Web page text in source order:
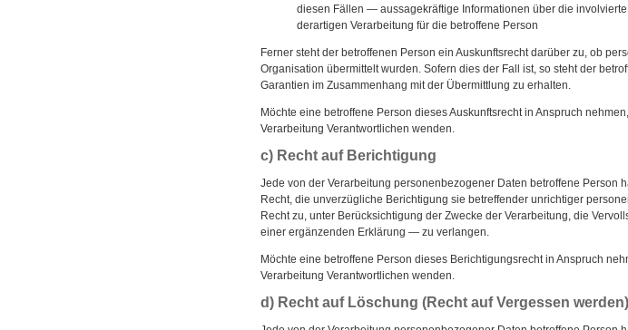
diesen Fällen — aussagekräftige Informationen über die
derartigen Verarbeitung für die betroffene Person
Ferner steht der betroffenen Person ein Auskunftsrecht darüber zu, ob
Organisation übermittelt wurden. Sofern dies der Fall ist, so steht der
Garantien im Zusammenhang mit der Übermittlung zu erhalten.
Möchte eine betroffene Person dieses Auskunftsrecht in Anspruch
Verarbeitung Verantwortlichen wenden.
c) Recht auf Berichtigung
Jede von der Verarbeitung personenbezogener Daten betroffene
Recht, die unverzügliche Berichtigung sie betreffender unrichtiger
Recht zu, unter Berücksichtigung der Zwecke der Verarbeitung, die
einer ergänzenden Erklärung — zu verlangen.
Möchte eine betroffene Person dieses Berichtigungsrecht in Anspruch
Verarbeitung Verantwortlichen wenden.
d) Recht auf Löschung (Recht auf Vergessen werden)